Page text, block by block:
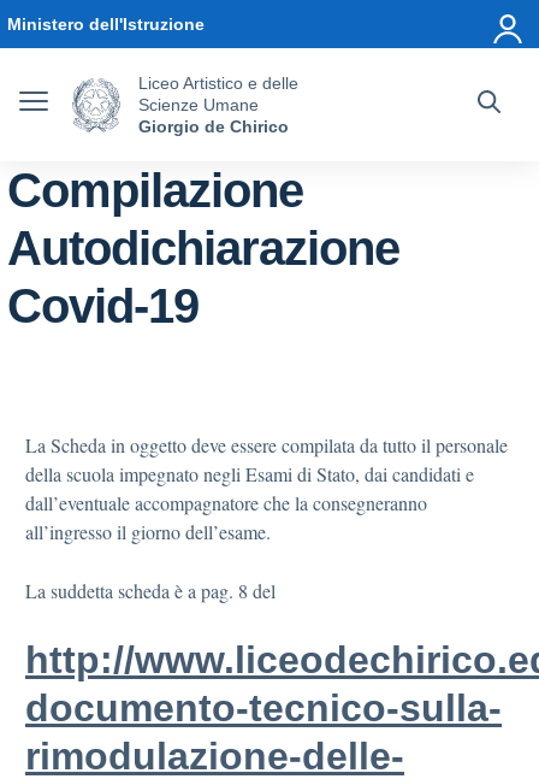
Ministero dell'Istruzione
Liceo Artistico e delle
Scienze Umane
Giorgio de Chirico
Compilazione
Autodichiarazione
Covid-19
La Scheda in oggetto deve essere compilata da tutto il personale
della scuola impegnato negli Esami di Stato, dai candidati e
dall’eventuale accompagnatore che la consegneranno
all’ingresso il giorno dell’esame.
La suddetta scheda è a pag. 8 del
http://
documento-tecnico-sulla-
rimodulazione-delle-